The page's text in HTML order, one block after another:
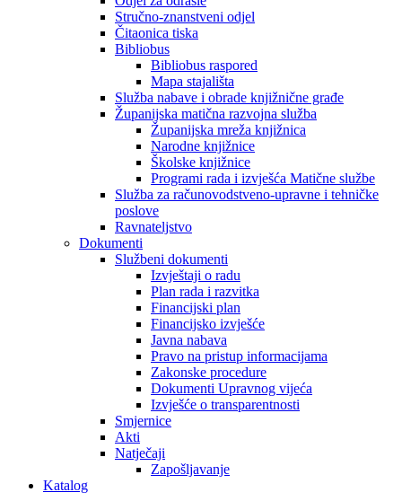
Stručno-znanstveni odjel
Čitaonica tiska
Bibliobus
Bibliobus raspored
Mapa stajališta
Služba nabave i obrade knjižnične građe
Županijska matična razvojna služba
Županijska mreža knjižnica
Narodne knjižnice
Školske knjižnice
Programi rada i izvješća Matične službe
Služba za računovodstveno-upravne i tehničke
poslove
Ravnateljstvo
Dokumenti
Službeni dokumenti
Izvještaji o radu
Plan rada i razvitka
Financijski plan
Financijsko izvješće
Javna nabava
Pravo na pristup informacijama
Zakonske procedure
Dokumenti Upravnog vijeća
Izvješće o transparentnosti
Smjernice
Akti
Natječaji
Zapošljavanje
Katalog